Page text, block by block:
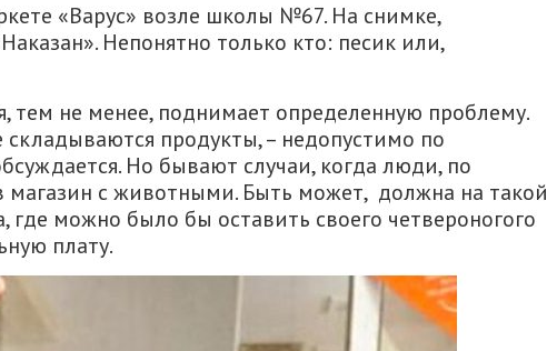
«Варус» возле школы №67. На снимке,
Непонятно только кто: песик или,
тем не менее, поднимает определенную проблему.
продукты, – недопустимо по
Но бывают случаи, когда люди, по
с животными. Быть может, должна на такой
где можно было бы оставить своего четвероногого
плату.